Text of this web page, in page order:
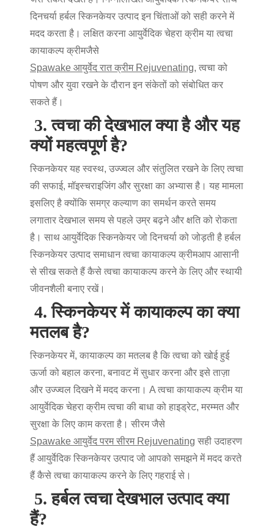
दिनचर्या हर्बल स्किनकेयर उत्पाद इन चिंताओं को सही करने में
मदद करता है। लक्षित करना आयुर्वेदिक चेहरा क्रीमया त्वचा
कायाकल्प क्रीमजैसे
Spawake आयुर्वेद रात क्रीम Rejuvenating, त्वचा को
पोषण और युवा रखने के दौरान इन संकेतों को संबोधित कर
सकते हैं।
3.त्वचा की देखभाल क्या है और यह
क्यों महत्वपूर्ण है?
स्किनकेयर यह स्वस्थ, उज्ज्वल और संतुलित रखने के लिए त्वचा
की सफाई, मॉइस्चराइजिंग और सुरक्षा का अभ्यास है। यह मामला
इसलिए है क्योंकि समग्र कल्याण का समर्थन करते समय
लगातार देखभाल समय से पहले उम्र बढ़ने और क्षति को रोकता
है। साथ आयुर्वेदिक स्किनकेयर जो दिनचर्या को जोड़ती है हर्बल
स्किनकेयर उत्पाद समाधानत्वचा कायाकल्प क्रीमआप आसानी
से सीख सकते हैं कैसे त्वचा कायाकल्प करने के लिए और स्थायी
जीवनशैली बनाए रखें।
4.स्किनकेयर में कायाकल्प का क्या
मतलब है?
स्किनकेयर में, कायाकल्प का मतलब है कि त्वचा को खोई हुई
ऊर्जा को बहाल करना, बनावट में सुधार करना और इसे ताज़ा
और उज्ज्वल दिखने में मदद करना। A त्वचा कायाकल्प क्रीमया
आयुर्वेदिक चेहरा क्रीमत्वचा की बाधा को हाइड्रेट, मरम्मत और
सुरक्षा के लिए काम करता है। सीरम जैसे
Spawake आयुर्वेद परम सीरम Rejuvenating सही उदाहरण
हैं आयुर्वेदिक स्किनकेयर उत्पाद जो आपको समझने में मदद करते
हैं कैसे त्वचा कायाकल्प करने के लिए गहराई से।
5.हर्बल त्वचा देखभाल उत्पाद क्या
हैं?